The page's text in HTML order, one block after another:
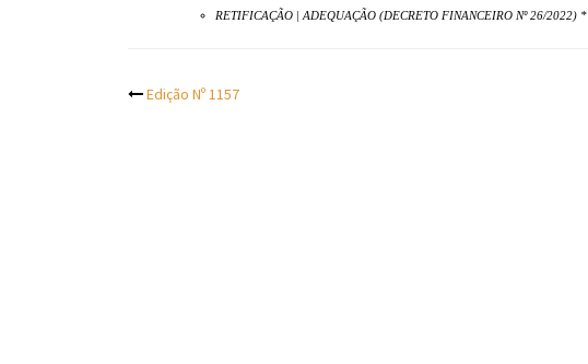
RETIFICAÇÃO | ADEQUAÇÃO (DECRETO FINANCEIRO Nº 26/2022) *
Post
Edição Nº 1157